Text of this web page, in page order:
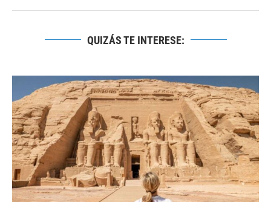
QUIZÁS TE INTERESE: